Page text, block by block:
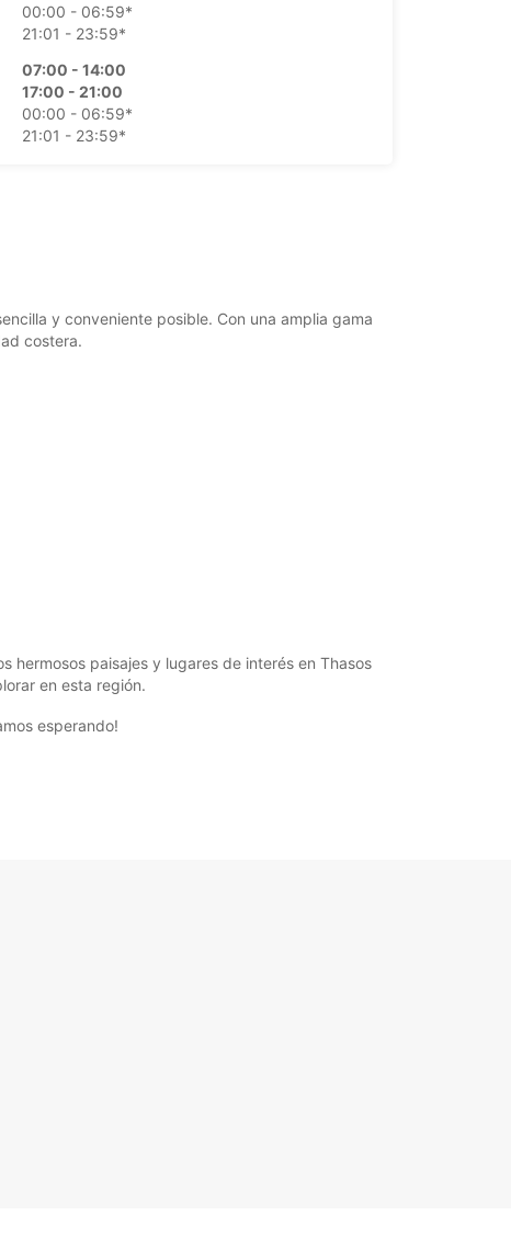
00:00 - 06:59*
21:01 - 23:59*
07:00 - 14:00
17:00 - 21:00
00:00 - 06:59*
21:01 - 23:59*
00:00 - 06:59*
21:01 - 23:59*
y conveniente posible. Con una amplia gama
costera.
hermosos paisajes y lugares de interés en Thasos
en esta región.
esperando!